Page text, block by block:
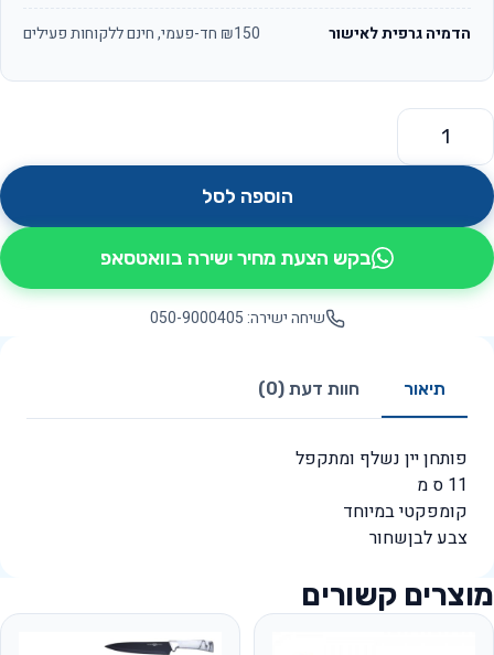
הדמיה גרפית לאישור ₪150 חד-פעמי, חינם ללקוחות פעילים
כמות של פותחן יין נשלף ומתקפל דגם פותחן יין נשלף
הוספה לסל
בקש הצעת מחיר ישירה בוואטסאפ
שיחה ישירה: 050-9000405
תיאור חוות דעת (0)
פותחן יין נשלף ומתקפל
11 ס מ
קומפקטי במיוחד
צבע לבןשחור
מוצרים קשורים